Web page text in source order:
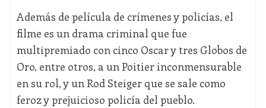
Además de película de crímenes y policías, el
filme es un drama criminal que fue
multipremiado con cinco Oscar y tres Globos de
Oro, entre otros, a un Poitier inconmensurable
en su rol, y un Rod Steiger que se sale como
feroz y prejuicioso policía del pueblo.